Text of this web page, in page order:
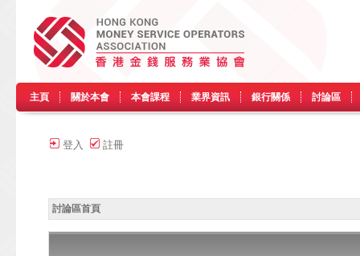
主頁 關於本會 本會課程 業界資訊 銀行關係 討論區
登入 註冊
討論區首頁